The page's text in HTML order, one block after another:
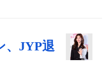
、JYP退